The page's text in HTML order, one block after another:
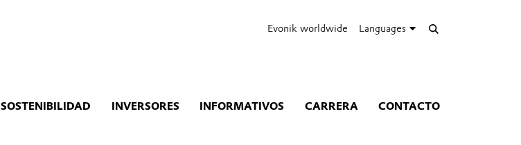
Evonik worldwide Languages
SOSTENIBILIDAD INVERSORES INFORMATIVOS CARRERA CONTACTO